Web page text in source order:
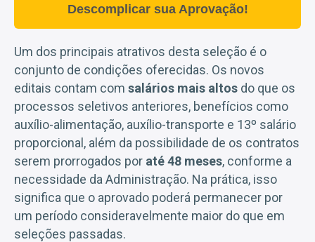
Descomplicar sua Aprovação!
Um dos principais atrativos desta seleção é o
conjunto de condições oferecidas. Os novos
editais contam com salários mais altos do que os
processos seletivos anteriores, benefícios como
auxílio-alimentação, auxílio-transporte e 13º salário
proporcional, além da possibilidade de os contratos
serem prorrogados por até 48 meses, conforme a
necessidade da Administração. Na prática, isso
significa que o aprovado poderá permanecer por
um período consideravelmente maior do que em
seleções passadas.